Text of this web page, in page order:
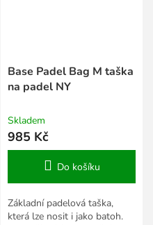
Base Padel Bag M taška
na padel NY
Skladem
985 Kč
Do košíku
Základní padelová taška,
která lze nosit i jako batoh.